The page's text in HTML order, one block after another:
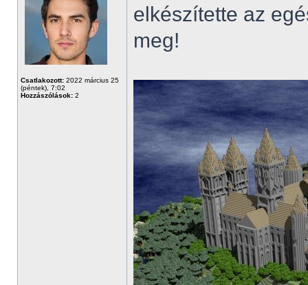
Csatlakozott: 2022 március 25
(péntek), 7:02
Hozzászólások: 2
elkészítette az
meg!